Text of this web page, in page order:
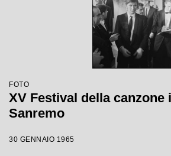
FOTO
XV Festival della canzone
Sanremo
30 GENNAIO 1965